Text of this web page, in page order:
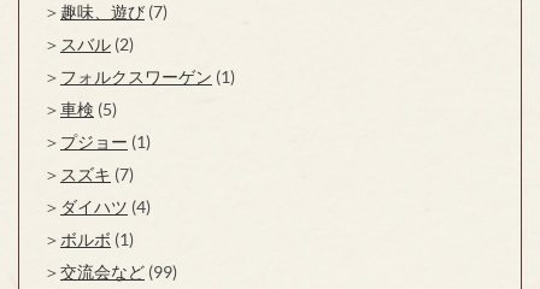
趣味、遊び (7)
スバル (2)
フォルクスワーゲン (1)
車検 (5)
プジョー (1)
スズキ (7)
ダイハツ (4)
ボルボ (1)
交流会など (99)